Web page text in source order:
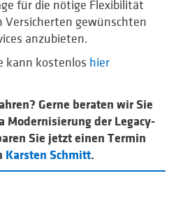
für die nötige Flexibilität
Versicherten gewünschten
anzubieten.
kann kostenlos hier
Gerne beraten wir Sie
Modernisierung der Legacy-
Sie jetzt einen Termin
Karsten Schmitt.